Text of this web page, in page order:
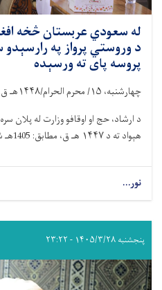
له سعودي عربستان څخه
د وروستي پرواز په
پروسه پای ته ورسېده
چهارشنبه، ۱۵/ محرم الحرام/۱۴۴۸هـ
د ارشاد، حج او اوقافو وزارت له
هېواد ته د۱۴۴۷ هـ ق، مطابق: 1405هـ ش کال، د حجاج کرامو. . .
نور...
پنجشنبه ۱۴۰۵/۳/۲۸ - ۲۳:۲۲